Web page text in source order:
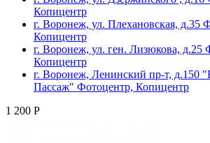
Копицентр
г. Воронеж, ул. Плехановская, д.35
Копицентр
г. Воронеж, ул. ген. Лизюкова, д.25
Копицентр
г. Воронеж, Ленинский пр-т, д.150
Пассаж" Фотоцентр, Копицентр
1 200 Р